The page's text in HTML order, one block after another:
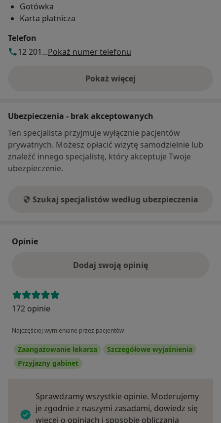
Gotówka
Karta płatnicza
Telefon
12 201...Pokaż numer telefonu
Pokaż więcej
o adresie
Ubezpieczenia - brak akceptowanych
Ten specjalista przyjmuje wyłącznie pacjentów
prywatnych. Możesz opłacić wizytę samodzielnie lub
znaleźć innego specjalistę, który akceptuje Twoje
ubezpieczenie.
Szukaj specjalistów według ubezpieczenia
Opinie
Dodaj swoją opinię
172 opinie
Najczęściej wymieniane przez pacjentów
Zaangażowanie lekarza
Szczegółowe wyjaśnienia
Przyjazny gabinet
Sprawdzamy wszystkie opinie. Moderujemy
je zgodnie z naszymi zasadami, dowiedz się
więcej o opiniach i sposobie obliczania